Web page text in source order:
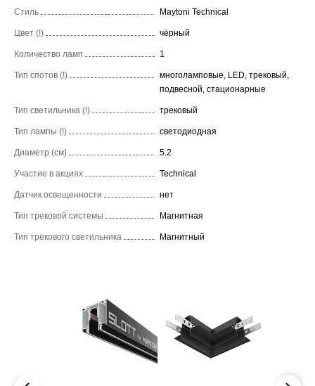
Стиль Maytoni Technical
Цвет (!) чёрный
Количество ламп 1
Тип спотов (!)
многоламповые, LED, трековый,
подвесной, стационарные
Тип светильника (!) трековый
Тип лампы (!) светодиодная
Диаметр (см) 5.2
Участие в акциях Technical
Датчик освещенности нет
Тип трековой системы Магнитная
Тип трекового светильника Магнитный